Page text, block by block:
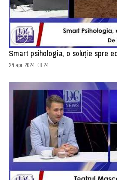
Smart psihologia, o soluție spre
24 apr 2024, 08:24